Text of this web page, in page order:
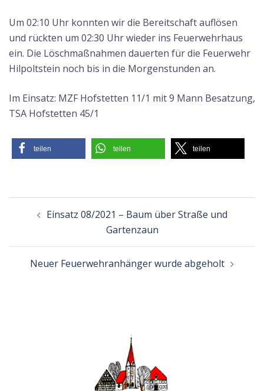
Um 02:10 Uhr konnten wir die Bereitschaft auflösen
und rückten um 02:30 Uhr wieder ins Feuerwehrhaus
ein. Die Löschmaßnahmen dauerten für die Feuerwehr
Hilpoltstein noch bis in die Morgenstunden an.
Im Einsatz: MZF Hofstetten 11/1 mit 9 Mann Besatzung,
TSA Hofstetten 45/1
teilen teilen teilen
Beitragsnavigation
Einsatz 08/2021 – Baum über Straße und
Gartenzaun
Neuer Feuerwehranhänger wurde abgeholt